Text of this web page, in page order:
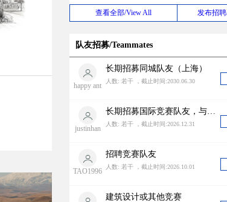
查看全部/View All 发布招聘
队友招募/Teammates
happy ant
长期招募同城队友（上海）
人数: 若干 ，截止时间:2030.06.30
justinhan
长期招募国际竞赛队友，与国内外很多zbf有稳定关系中奖率有一定保障！
人数: 若干 ，截止时间:2026.12.31
TAO1996
招聘竞赛队友
人数: 若干 ，截止时间:2026.10.01
建筑设计或其他竞赛